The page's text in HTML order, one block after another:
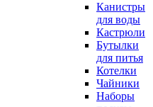
Канистры
для воды
Кастрюли
Бутылки
для питья
Котелки
Чайники
Наборы